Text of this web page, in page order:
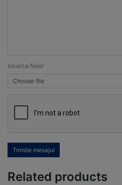
Incarca fisier
Choose file
Trimite mesajul
Related products